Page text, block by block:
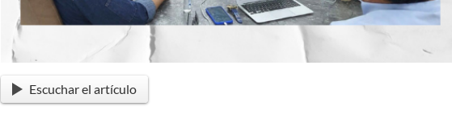
Escuchar el artículo